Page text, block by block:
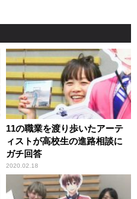
11の職業を渡り歩いたアーテ
ィストが高校生の進路相談に
ガチ回答
2020.02.18